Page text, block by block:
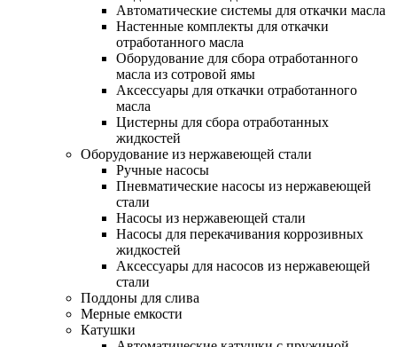
Автоматические системы для откачки масла
Настенные комплекты для откачки
отработанного масла
Оборудование для сбора отработанного
масла из сотровой ямы
Аксессуары для откачки отработанного
масла
Цистерны для сбора отработанных
жидкостей
Оборудование из нержавеющей стали
Ручные насосы
Пневматические насосы из нержавеющей
стали
Насосы из нержавеющей стали
Насосы для перекачивания коррозивных
жидкостей
Аксессуары для насосов из нержавеющей
стали
Поддоны для слива
Мерные емкости
Катушки